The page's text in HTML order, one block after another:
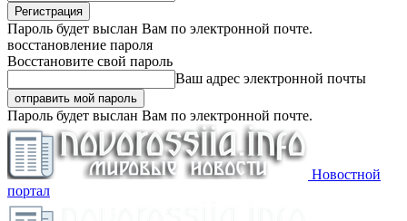
Пароль будет выслан Вам по электронной почте.
восстановление пароля
Восстановите свой пароль
Ваш адрес электронной почты
Пароль будет выслан Вам по электронной почте.
Новостной
портал